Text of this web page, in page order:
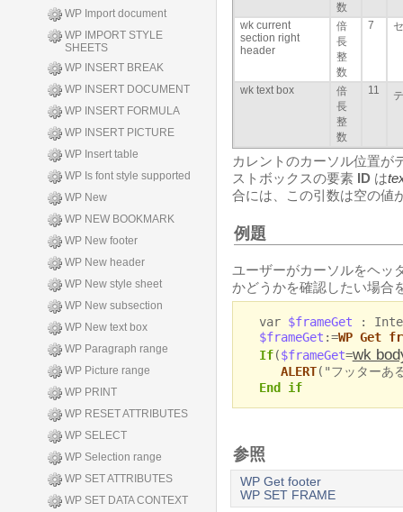
WP Import document
WP IMPORT STYLE
SHEETS
WP INSERT BREAK
WP INSERT DOCUMENT
WP INSERT FORMULA
WP INSERT PICTURE
WP Insert table
WP Is font style supported
WP New
WP NEW BOOKMARK
WP New footer
WP New header
WP New style sheet
WP New subsection
WP New text box
WP Paragraph range
WP Picture range
WP PRINT
WP RESET ATTRIBUTES
WP SELECT
WP Selection range
WP SET ATTRIBUTES
WP SET DATA CONTEXT
数
wk current
section right
header
倍
長
整
数
7
wk text box
倍
長
整
数
11
カレントのカーソル位置が
ストボックスの要素
ID は
合には、この引数は空の値
例題
ユーザーがカーソルをヘッ
かどうかを確認したい場合
var$frameGet
:
$frameGet :=WP Get
If($frameGet=wk
ALERT("フッターあ
End if
参照
WP Get footer
WP SET FRAME